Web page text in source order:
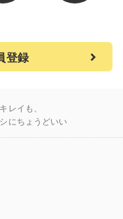
登録
レイも、
にちょうどいい